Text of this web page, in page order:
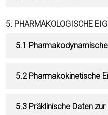
5. PHARMAKOLOGISCHE
5.1
5.2 Pharmakokinetische
5.3 Präklinische Daten zur